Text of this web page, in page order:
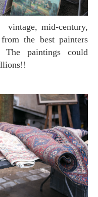
the best painters
paintings could